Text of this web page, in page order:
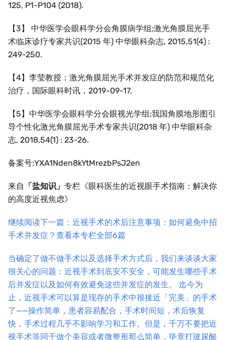
125, P1-P104 (2018).
【3】 中华医学会眼科学分会角膜病学组;激光角膜屈光手
术临床诊疗专家共识(2015 年) 中华眼科杂志, 2015,51(4) :
249-250.
【4】李莹教授：激光角膜屈光手术并发症的防范和规范化
治疗，国际眼科时讯，2019-09-17.
【5】中华医学会眼科学分会眼视光学组;我国角膜地形图引
导个性化激光角膜屈光手术专家共识(2018 年) 中华眼科杂
志, 2018,54(1) : 23-26.
备案号:YXA1Nden8kYtMrezbPsJ2en
来自 「盐知识」 专栏《眼科医生的近视眼手术指南：解决你
的高度近视焦虑》
继续阅读下一篇：近视手术的术后注意事项：如何避免中招
手术并发症？ 查看本专栏全部6篇
当确定了做不做手术以及选择手术方式后，我们来谈谈大家
很关心的问题：近视手术到底安不安全，可能发生哪些手术
后并发症以及如何有效避免这些并发症的发生。 迄今为
止，近视手术可以算是现存的手术中很接近「完美」的手术
了——操作简单，患者容易配合，手术时间短，术后恢复
快，手术过程几乎不影响学习和工作。但是，千万不要把近
视手术等同于做个美容或者微整形那么简单，毕竟打玻尿酸